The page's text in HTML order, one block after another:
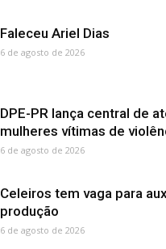
Faleceu Ariel Dias
6 de agosto de 2026
DPE-PR lança central de
mulheres vítimas de
6 de agosto de 2026
Celeiros tem vaga para
produção
6 de agosto de 2026